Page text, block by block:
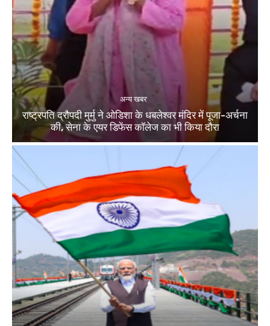
अन्य खबर
राष्ट्रपति द्रौपदी मुर्मु ने ओडिशा के धबलेश्वर मंदिर में पूजा-अर्चना
की, सेना के एयर डिफेंस कॉलेज का भी किया दौरा